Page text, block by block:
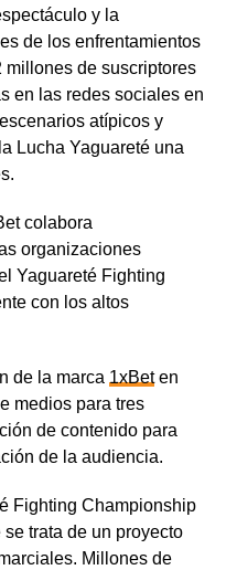
y la
de los enfrentamientos
de suscriptores
en las redes sociales en
atípicos y
Lucha Yaguareté una
colabora
organizaciones
Yaguareté Fighting
con los altos
de la marca 1xBeten
medios para tres
de contenido para
de la audiencia.
Fighting Championship
trata de un proyecto
Millones de